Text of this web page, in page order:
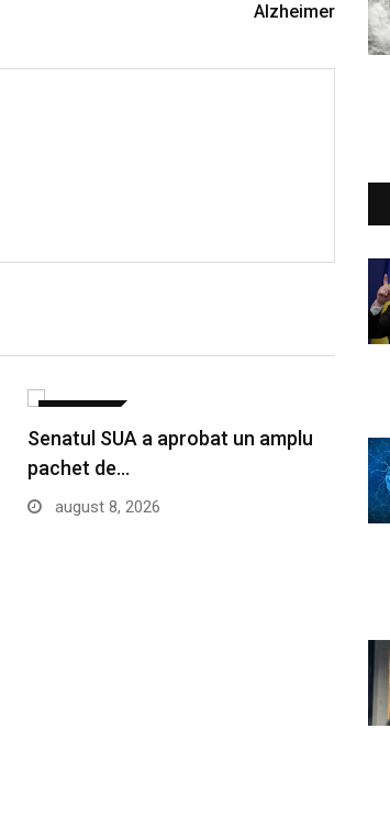
Alzheimer
Senatul SUA a aprobat un amplu
pachet de…
august 8, 2026